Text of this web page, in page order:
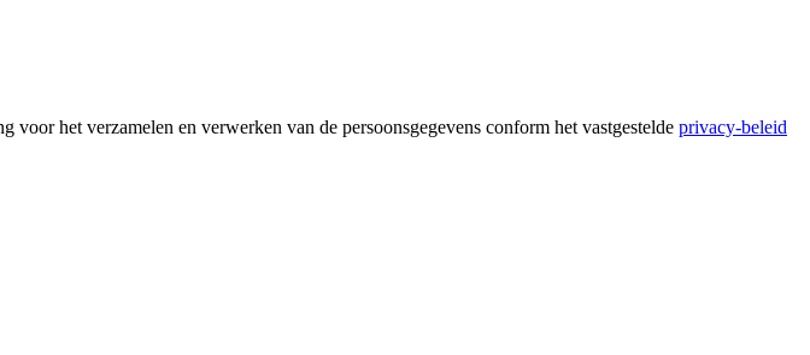
het verzamelen en verwerken van de persoonsgegevens conform het vastgestelde privacy-beleid